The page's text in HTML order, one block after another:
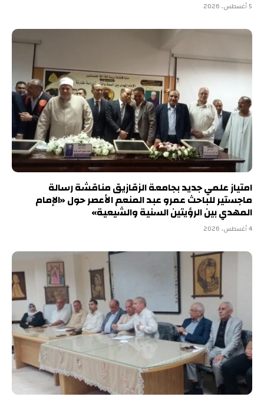
5 أغسطس، 2026
امتياز علمي جديد بجامعة الزقازيق مناقشة رسالة
ماجستير للباحث عمرو عبد المنعم الأعصر حول «الإمام
المهدي بين الرؤيتين السنية والشيعية»
4 أغسطس، 2026